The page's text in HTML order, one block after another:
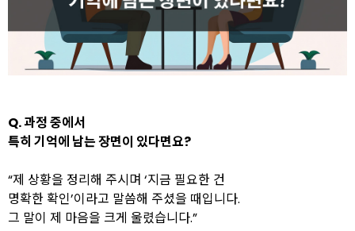
Q. 과정 중에서
특히 기억에 남는 장면이 있다면요?
“제 상황을 정리해 주시며 ‘지금 필요한 건
명확한 확인’이라고 말씀해 주셨을 때입니다.
그 말이 제 마음을 크게 울렸습니다.”